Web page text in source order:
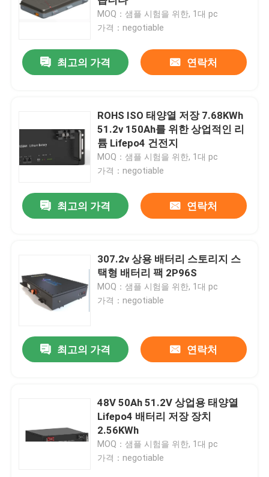
MOQ：샘플 시험을 위한, 1대 pc
가격：negotiable
최고의 가격 연락처
ROHS ISO 태양열 저장 7.68KWh
51.2v 150Ah를 위한 상업적인 리
튬 Lifepo4 건전지
MOQ：샘플 시험을 위한, 1대 pc
가격：negotiable
최고의 가격 연락처
307.2v 상용 배터리 스토리지 스
택형 배터리 팩 2P96S
MOQ：샘플 시험을 위한, 1대 pc
가격：negotiable
최고의 가격 연락처
48V 50Ah 51.2V 상업용 태양열
Lifepo4 배터리 저장 장치
2.56KWh
MOQ：샘플 시험을 위한, 1대 pc
가격：negotiable